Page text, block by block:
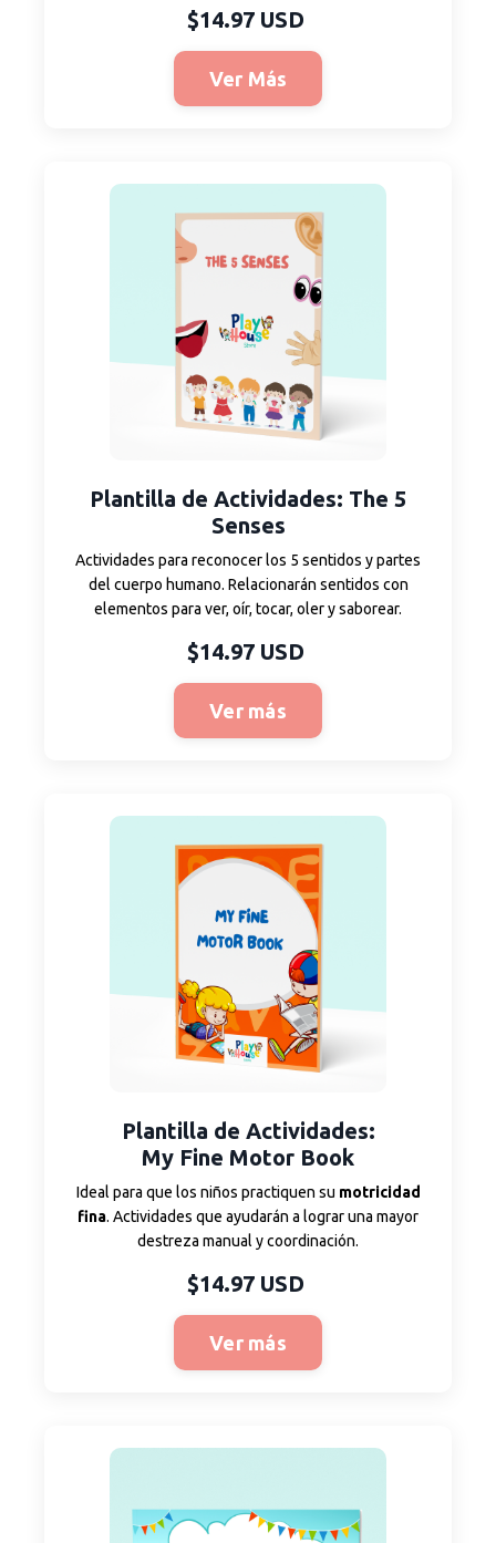
$14.97 USD
Ver Más
Plantilla de Actividades: The 5
Senses
Actividades para reconocer los 5 sentidos y partes
del cuerpo humano. Relacionarán sentidos con
elementos para ver, oír, tocar, oler y saborear.
$14.97 USD
Ver más
Plantilla de Actividades:
My Fine Motor Book
Ideal para que los niños practiquen su motricidad
fina. Actividades que ayudarán a lograr una mayor
destreza manual y coordinación.
$14.97 USD
Ver más